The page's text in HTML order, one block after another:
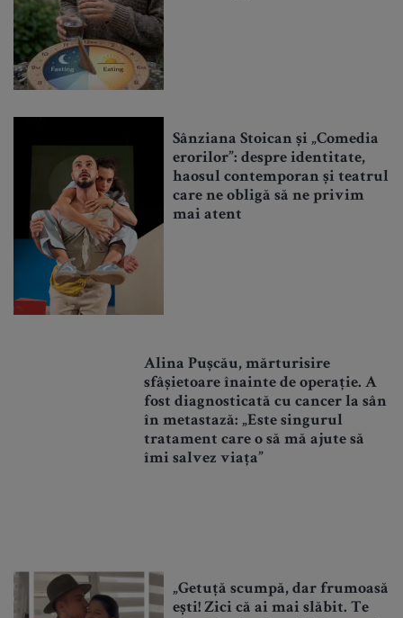
Sânziana Stoican și „Comedia
erorilor”: despre identitate,
haosul contemporan și teatrul
care ne obligă să ne privim
mai atent
Alina Pușcău, mărturisire
sfâșietoare înainte de operație. A
fost diagnosticată cu cancer la sân
în metastază: „Este singurul
tratament care o să mă ajute să
îmi salvez viața”
„Getuță scumpă, dar frumoasă
ești! Zici că ai mai slăbit. Te